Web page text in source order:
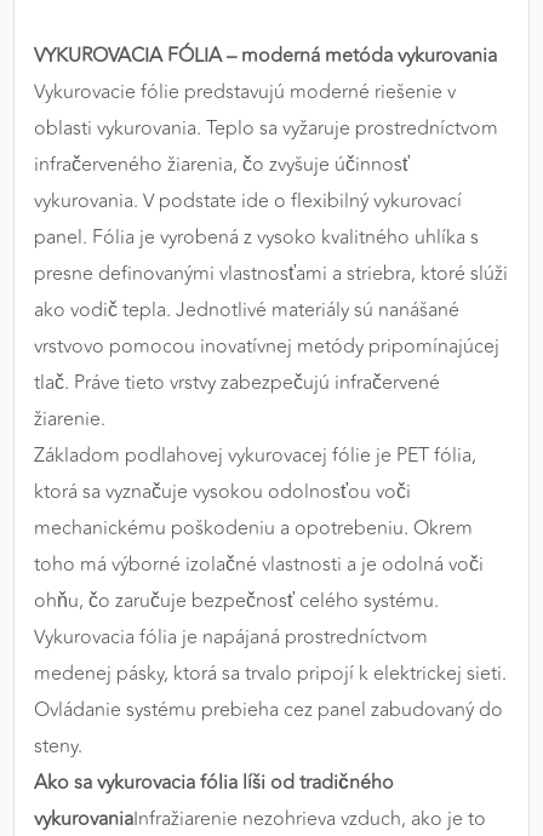
VYKUROVACIA FÓLIA – moderná metóda vykurovania
Vykurovacie fólie predstavujú moderné riešenie v
oblasti vykurovania. Teplo sa vyžaruje prostredníctvom
infračerveného žiarenia, čo zvyšuje účinnosť
vykurovania. V podstate ide o flexibilný vykurovací
panel. Fólia je vyrobená z vysoko kvalitného uhlíka s
presne definovanými vlastnosťami a striebra, ktoré slúži
ako vodič tepla. Jednotlivé materiály sú nanášané
vrstvovo pomocou inovatívnej metódy pripomínajúcej
tlač. Práve tieto vrstvy zabezpečujú infračervené
žiarenie.
Základom podlahovej vykurovacej fólie je PET fólia,
ktorá sa vyznačuje vysokou odolnosťou voči
mechanickému poškodeniu a opotrebeniu. Okrem
toho má výborné izolačné vlastnosti a je odolná voči
ohňu, čo zaručuje bezpečnosť celého systému.
Vykurovacia fólia je napájaná prostredníctvom
medenej pásky, ktorá sa trvalo pripojí k elektrickej sieti.
Ovládanie systému prebieha cez panel zabudovaný do
steny.
Ako sa vykurovacia fólia líši od tradičného
vykurovaniaInfražiarenie nezohrieva vzduch, ako je to
Google Analytics
Poskytovateľ: Google
MARKETINGOVÉ COOKIES
Marketingové cookies sa používajú na sledovanie
správania používateľov naprieč webovými
stránkami. Umožňujú nám a našim partnerom
zobrazovať cielenú a relevantnú reklamu, a to na
našom webe aj v reklamných sieťach tretích strán.
Poskytovateľ: Google